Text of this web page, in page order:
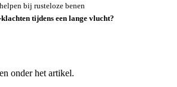
bij rusteloze benen
tijdens een lange vlucht?
onder het artikel.